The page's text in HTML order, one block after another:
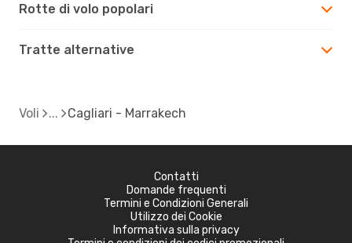
Rotte di volo popolari
Tratte alternative
Voli Cagliari - Marrakech
Contatti
Domande frequenti
Termini e Condizioni Generali
Utilizzo dei Cookie
Informativa sulla privacy